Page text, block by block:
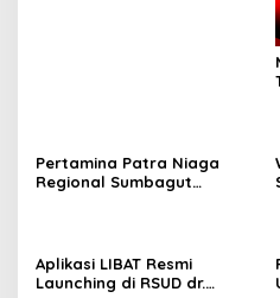
Pertamina Patra Niaga
Regional Sumbagut
Aplikasi LIBAT Resmi
Launching di RSUD dr.